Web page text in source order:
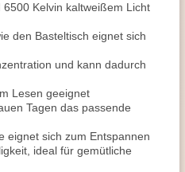
Kelvin kaltweißem Licht
den Basteltisch eignet sich
und kann dadurch
Lesen geeignet
Tagen das passende
eignet sich zum Entspannen
ideal für gemütliche